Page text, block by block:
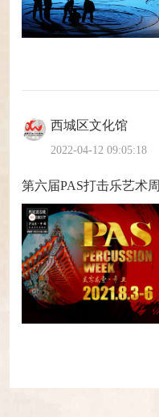
西城区文化馆
2022-04-12 09:05:18
第六届PAS打击乐艺术周